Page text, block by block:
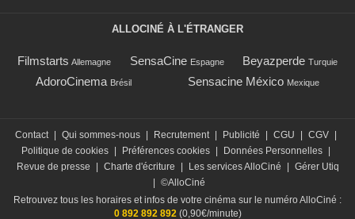
ALLOCINÉ À L'ÉTRANGER
Filmstarts Allemagne SensaCine Espagne Beyazperde Turquie
AdoroCinema Brésil Sensacine México Mexique
Contact | Qui sommes-nous | Recrutement | Publicité | CGU | CGV |
Politique de cookies | Préférences cookies | Données Personnelles |
Revue de presse
| Charte d'écriture | Les services AlloCiné | Gérer Utiq
| ©AlloCiné
Retrouvez tous les horaires et infos de votre cinéma sur le numéro AlloCiné :
0 892 892 892 (0,90€/minute)